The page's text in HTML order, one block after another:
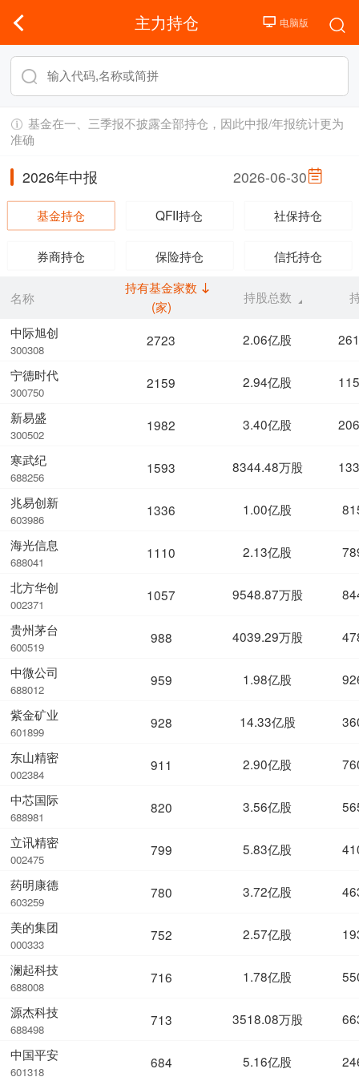
主力持仓
基金在一、三季报不披露全部持仓，因此中报/年报统计更为
准确
2026年中报 2026-06-30
基金持仓 QFII持仓 社保持仓
券商持仓 保险持仓 信托持仓
名称
中际旭创
300308
宁德时代
300750
新易盛
300502
寒武纪
688256
兆易创新
603986
海光信息
688041
北方华创
002371
贵州茅台
600519
中微公司
688012
紫金矿业
601899
东山精密
002384
中芯国际
688981
立讯精密
002475
药明康德
603259
美的集团
000333
澜起科技
688008
源杰科技
688498
中国平安
601318
持有基金家数
(家)
持股总数
2723 2.06亿股
2159 2.94亿股
1982 3.40亿股
1593 8344.48万股
1336 1.00亿股
1110 2.13亿股
1057 9548.87万股
988 4039.29万股
959 1.98亿股
928 14.33亿股
911 2.90亿股
820 3.56亿股
799 5.83亿股
780 3.72亿股
752 2.57亿股
716 1.78亿股
713 3518.08万股
684 5.16亿股